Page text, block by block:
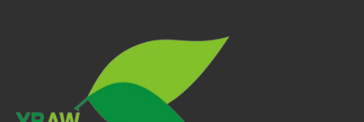
Arswendo